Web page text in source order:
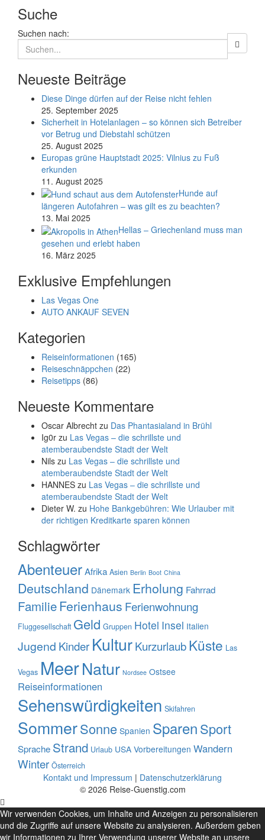
Suche
Suchen nach:
Neueste Beiträge
Diese Dinge dürfen auf der Reise nicht fehlen
25. September 2025
Sicherheit in Hotelanlagen – so können sich Betreiber
vor Betrug und Diebstahl schützen
25. August 2025
Europas grüne Hauptstadt 2025: Vilnius zu Fuß
erkunden
11. August 2025
Hunde auf
längeren Autofahren – was gilt es zu beachten?
13. Mai 2025
Hellas – Griechenland muss man
gesehen und erlebt haben
16. März 2025
Exklusive Empfehlungen
Las Vegas One
AUTO ANKAUF SEVEN
Kategorien
Reiseinformationen (165)
Reiseschnäppchen (22)
Reisetipps (86)
Neueste Kommentare
Oscar Albrecht zu Das Phantasialand in Brühl
Ig0r zu Las Vegas – die schrillste und
atemberaubendste Stadt der Welt
Nils zu Las Vegas – die schrillste und
atemberaubendste Stadt der Welt
HANNES zu Las Vegas – die schrillste und
atemberaubendste Stadt der Welt
Dieter W. zu Hohe Bankgebühren: Wie Urlauber mit
der richtigen Kreditkarte sparen können
Schlagwörter
AbenteuerAfrika Asien Berlin Boot China
Deutschland Dänemark Erholung Fahrrad
Familie Ferienhaus Ferienwohnung
Fluggesellschaft Geld Gruppen Hotel Insel Italien
Jugend Kinder KulturKurzurlaubKüste Las
Vegas MeerNatur Nordsee Ostsee
Reiseinformationen
Sehenswürdigkeiten Skifahren
SommerSonne Spanien SparenSport
Sprache Strand Urlaub USA Vorbereitungen Wandern
Winter Österreich
Kontakt und Impressum | Datenschutzerklärung
© 2026 Reise-Guenstig.com
Wir verwenden Cookies, um Inhalte und Anzeigen zu personalisieren
und die Zugriffe auf unsere Website zu analysieren. Außerdem geben
wir Informationen zu Ihrer Verwendung unserer Website an unsere